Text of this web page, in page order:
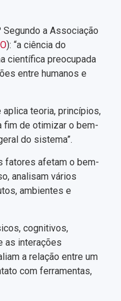
a Associação
): “a ciência do
científica preocupada
entre humanos e
aplica teoria, princípios,
fim de otimizar o bem-
do sistema”.
fatores afetam o bem-
analisam vários
ambientes e
cognitivos,
as interações
a relação entre um
com ferramentas,